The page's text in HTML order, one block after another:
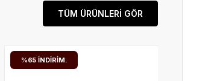
TÜM ÜRÜNLERİ GÖR
%26 İNDIRIM.